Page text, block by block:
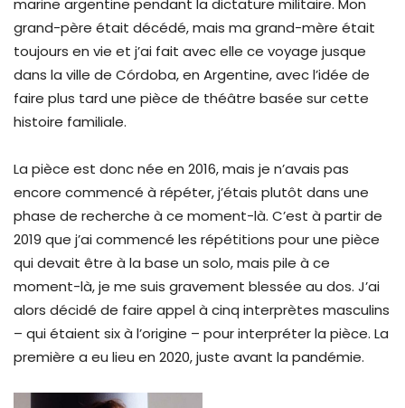
grand-père était décédé, mais ma grand-mère était
toujours en vie et j’ai fait avec elle ce voyage jusque
dans la ville de Córdoba, en Argentine, avec l’idée de
faire plus tard une pièce de théâtre basée sur cette
histoire familiale.
La pièce est donc née en 2016, mais je n’avais pas
encore commencé à répéter, j’étais plutôt dans une
phase de recherche à ce moment-là. C’est à partir de
2019 que j’ai commencé les répétitions pour une pièce
qui devait être à la base un solo, mais pile à ce
moment-là, je me suis gravement blessée au dos. J’ai
alors décidé de faire appel à cinq interprètes masculins
– qui étaient six à l’origine – pour interpréter la pièce. La
première a eu lieu en 2020, juste avant la pandémie.